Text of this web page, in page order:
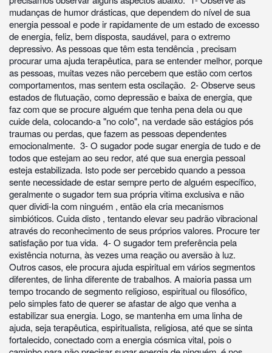
mudanças de humor drásticas, que dependem do nível de sua
energia pessoal e pode ir rapidamente de um estado de excesso
de energia, feliz, bem disposta, saudável, para o extremo
depressivo. As pessoas que têm esta tendência , precisam
procurar uma ajuda terapêutica, para se entender melhor, porque
as pessoas, muitas vezes não percebem que estão com certos
comportamentos, mas sentem esta oscilação. 2- Observe seus
estados de flutuação, como depressão e baixa de energia, que
faz com que se procure alguém que tenha pena dela ou que
cuide dela, colocando-a "no colo", na verdade são estágios pós
traumas ou perdas, que fazem as pessoas dependentes
emocionalmente. 3- O sugador pode sugar energia de tudo e de
todos que estejam ao seu redor, até que sua energia pessoal
esteja estabilizada. Isto pode ser percebido quando a pessoa
sente necessidade de estar sempre perto de alguém específico,
geralmente o sugador tem sua própria vitima exclusiva e não
quer dividi-la com ninguém , então ela cria mecanismos
simbióticos. Cuida disto , tentando elevar seu padrão vibracional
através do reconhecimento de seus próprios valores. Procure ter
satisfação por tua vida. 4- O sugador tem preferência pela
existência noturna, às vezes uma reação ou aversão à luz.
Outros casos, ele procura ajuda espiritual em vários segmentos
diferentes, de linha diferente de trabalhos. A maioria passa um
tempo trocando de segmento religioso, espiritual ou filosófico,
pelo simples fato de querer se afastar de algo que venha a
estabilizar sua energia. Logo, se mantenha em uma linha de
ajuda, seja terapêutica, espiritualista, religiosa, até que se sinta
fortalecido, conectado com a energia cósmica vital, pois o